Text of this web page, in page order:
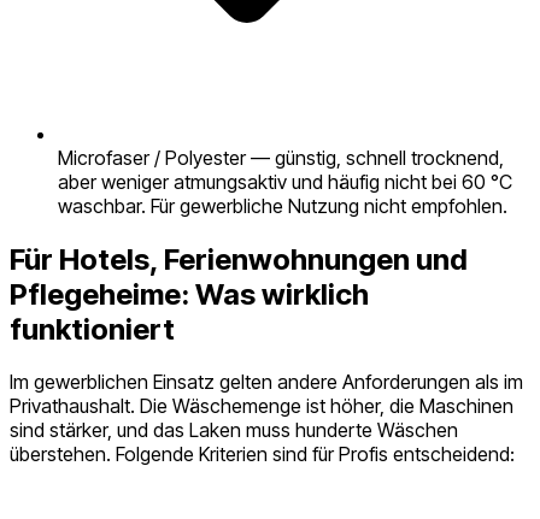
Microfaser / Polyester — günstig, schnell trocknend,
aber weniger atmungsaktiv und häufig nicht bei 60 °C
waschbar. Für gewerbliche Nutzung nicht empfohlen.
Für Hotels, Ferienwohnungen und
Pflegeheime: Was wirklich
funktioniert
Im gewerblichen Einsatz gelten andere Anforderungen als im
Privathaushalt. Die Wäschemenge ist höher, die Maschinen
sind stärker, und das Laken muss hunderte Wäschen
überstehen. Folgende Kriterien sind für Profis entscheidend: